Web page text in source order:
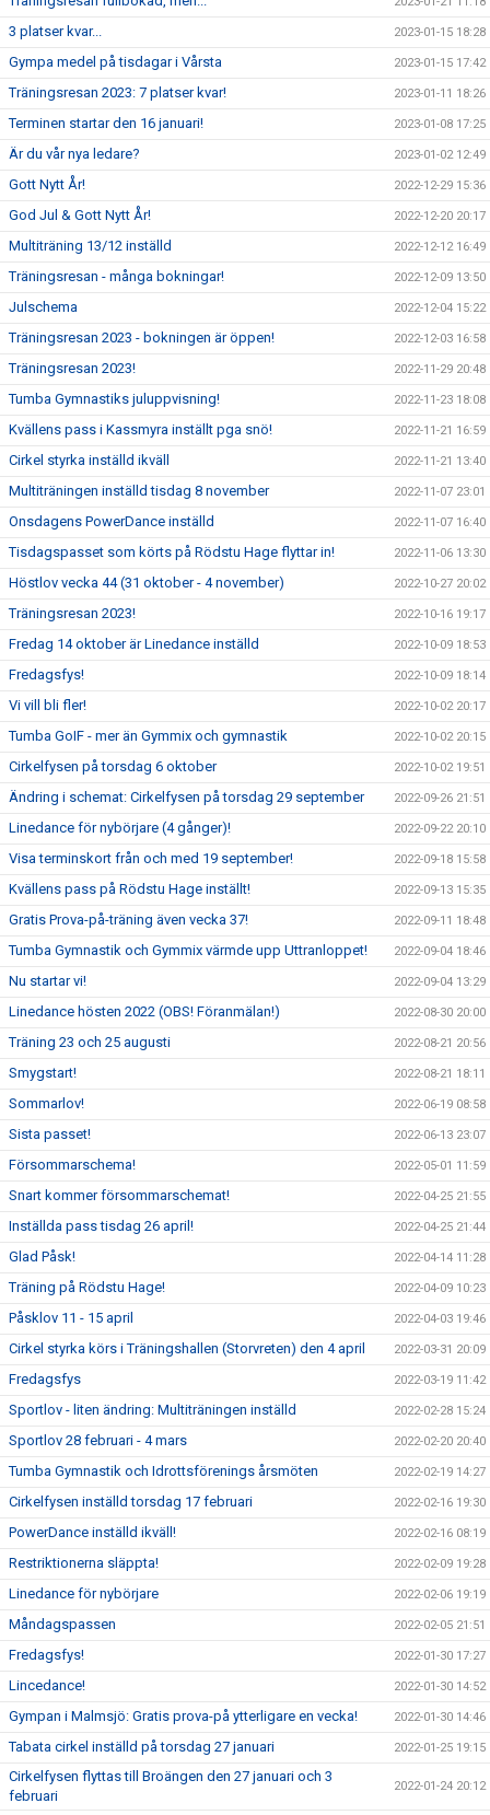
3 platser kvar... 2023-01-15 18:28
Gympa medel på tisdagar i Vårsta 2023-01-15 17:42
Träningsresan 2023: 7 platser kvar! 2023-01-11 18:26
Terminen startar den 16 januari! 2023-01-08 17:25
Är du vår nya ledare? 2023-01-02 12:49
Gott Nytt År! 2022-12-29 15:36
God Jul & Gott Nytt År! 2022-12-20 20:17
Multiträning 13/12 inställd 2022-12-12 16:49
Träningsresan - många bokningar! 2022-12-09 13:50
Julschema 2022-12-04 15:22
Träningsresan 2023 - bokningen är öppen! 2022-12-03 16:58
Träningsresan 2023! 2022-11-29 20:48
Tumba Gymnastiks juluppvisning! 2022-11-23 18:08
Kvällens pass i Kassmyra inställt pga snö! 2022-11-21 16:59
Cirkel styrka inställd ikväll 2022-11-21 13:40
Multiträningen inställd tisdag 8 november 2022-11-07 23:01
Onsdagens PowerDance inställd 2022-11-07 16:40
Tisdagspasset som körts på Rödstu Hage flyttar in! 2022-11-06 13:30
Höstlov vecka 44 (31 oktober - 4 november) 2022-10-27 20:02
Träningsresan 2023! 2022-10-16 19:17
Fredag 14 oktober är Linedance inställd 2022-10-09 18:53
Fredagsfys! 2022-10-09 18:14
Vi vill bli fler! 2022-10-02 20:17
Tumba GoIF - mer än Gymmix och gymnastik 2022-10-02 20:15
Cirkelfysen på torsdag 6 oktober 2022-10-02 19:51
Ändring i schemat: Cirkelfysen på torsdag 29 september 2022-09-26 21:51
Linedance för nybörjare (4 gånger)! 2022-09-22 20:10
Visa terminskort från och med 19 september! 2022-09-18 15:58
Kvällens pass på Rödstu Hage inställt! 2022-09-13 15:35
Gratis Prova-på-träning även vecka 37! 2022-09-11 18:48
Tumba Gymnastik och Gymmix värmde upp Uttranloppet! 2022-09-04 18:46
Nu startar vi! 2022-09-04 13:29
Linedance hösten 2022 (OBS! Föranmälan!) 2022-08-30 20:00
Träning 23 och 25 augusti 2022-08-21 20:56
Smygstart! 2022-08-21 18:11
Sommarlov! 2022-06-19 08:58
Sista passet! 2022-06-13 23:07
Försommarschema! 2022-05-01 11:59
Snart kommer försommarschemat! 2022-04-25 21:55
Inställda pass tisdag 26 april! 2022-04-25 21:44
Glad Påsk! 2022-04-14 11:28
Träning på Rödstu Hage! 2022-04-09 10:23
Påsklov 11 - 15 april 2022-04-03 19:46
Cirkel styrka körs i Träningshallen (Storvreten) den 4 april 2022-03-31 20:09
Fredagsfys 2022-03-19 11:42
Sportlov - liten ändring: Multiträningen inställd 2022-02-28 15:24
Sportlov 28 februari - 4 mars 2022-02-20 20:40
Tumba Gymnastik och Idrottsförenings årsmöten 2022-02-19 14:27
Cirkelfysen inställd torsdag 17 februari 2022-02-16 19:30
PowerDance inställd ikväll! 2022-02-16 08:19
Restriktionerna släppta! 2022-02-09 19:28
Linedance för nybörjare 2022-02-06 19:19
Måndagspassen 2022-02-05 21:51
Fredagsfys! 2022-01-30 17:27
Lincedance! 2022-01-30 14:52
Gympan i Malmsjö: Gratis prova-på ytterligare en vecka! 2022-01-30 14:46
Tabata cirkel inställd på torsdag 27 januari 2022-01-25 19:15
Cirkelfysen flyttas till Broängen den 27 januari och 3
februari
2022-01-24 20:12